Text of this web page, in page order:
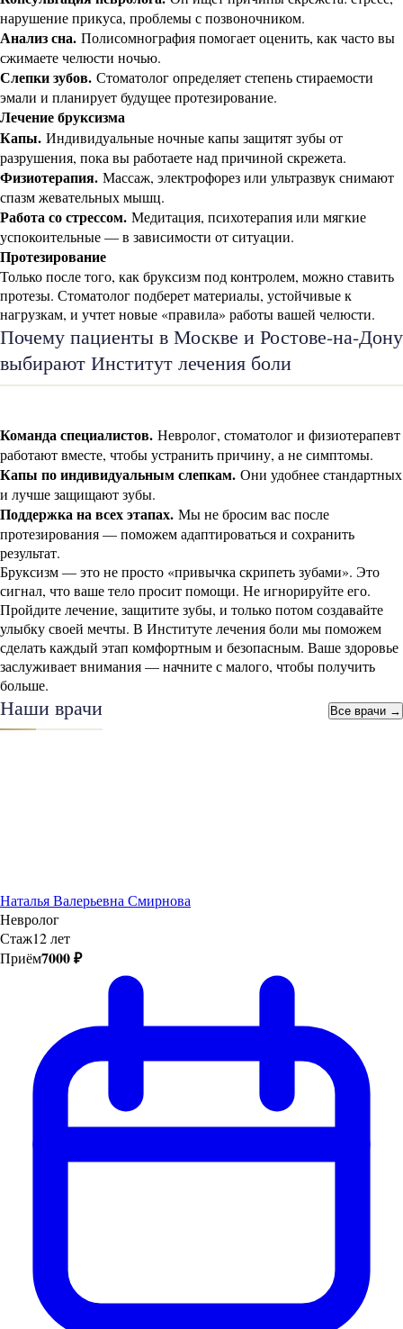
нарушение прикуса, проблемы с позвоночником.
Анализ сна. Полисомнография помогает оценить, как часто вы
сжимаете челюсти ночью.
Слепки зубов. Стоматолог определяет степень стираемости
эмали и планирует будущее протезирование.
Лечение бруксизма
Капы. Индивидуальные ночные капы защитят зубы от
разрушения, пока вы работаете над причиной скрежета.
Физиотерапия. Массаж, электрофорез или ультразвук снимают
спазм жевательных мышц.
Работа со стрессом. Медитация, психотерапия или мягкие
успокоительные — в зависимости от ситуации.
Протезирование
Только после того, как бруксизм под контролем, можно ставить
протезы. Стоматолог подберет материалы, устойчивые к
нагрузкам, и учтет новые «правила» работы вашей челюсти.
Почему пациенты в Москве и Ростове-на-Дону
выбирают Институт лечения боли
Команда специалистов. Невролог, стоматолог и физиотерапевт
работают вместе, чтобы устранить причину, а не симптомы.
Капы по индивидуальным слепкам. Они удобнее стандартных
и лучше защищают зубы.
Поддержка на всех этапах. Мы не бросим вас после
протезирования — поможем адаптироваться и сохранить
результат.
Бруксизм — это не просто «привычка скрипеть зубами». Это
сигнал, что ваше тело просит помощи. Не игнорируйте его.
Пройдите лечение, защитите зубы, и только потом создавайте
улыбку своей мечты. В Институте лечения боли мы поможем
сделать каждый этап комфортным и безопасным. Ваше здоровье
заслуживает внимания — начните с малого, чтобы получить
больше.
Наши врачи Все врачи →
Наталья Валерьевна Смирнова
Невролог
Стаж12 лет
Приём7000 ₽